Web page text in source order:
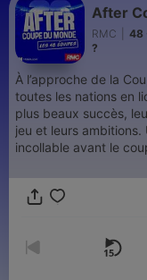
After
RMC
48
?
À l’approche de la
toutes les nations en
plus beaux succès,
jeu et leurs
incollable avant le
les évènements